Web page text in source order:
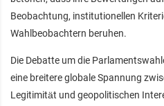
Beobachtung, institutionellen
Wahlbeobachtern beruhen.
Die Debatte um die
eine breitere globale Spannung
Legitimität und geopolitischen